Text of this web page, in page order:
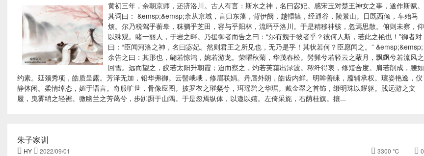
黄初三年，余朝京师，还济洛川。古人有言：斯水之神，名曰宓妃。感宋玉对楚王神女之事，遂作斯赋。
其词曰： &emsp;&emsp;余从京域，言归东藩，背伊阙，越轘辕，经通谷，陵景山。日既西倾，车殆马
烦。尔乃税驾乎蘅皋，秣驷乎芝田，容与乎阳林，流眄乎洛川。于是精移神骇，忽焉思散。俯则未察，仰
以殊观。睹一丽人，于岩之畔。乃援御者而告之曰：“尔有觌于彼者乎？彼何人斯，若此之艳也！”御者对
曰：“臣闻河洛之神，名曰宓妃。然则君王之所见也，无乃是乎！其状若何？臣愿闻之。” &emsp;&emsp;
余告之曰：其形也，翩若惊鸿，婉若游龙。荣曜秋菊，华茂春松。髣髴兮若轻云之蔽月，飘飖兮若流风之
回雪。远而望之，皎若太阳升朝霞；迫而察之，灼若芙蕖出渌波。秾纤得衷，修短合度。肩若削成，腰如
约素。延颈秀项，皓质呈露。芳泽无加，铅华弗御。云髻峨峨，修眉联娟。丹唇外朗，皓齿内鲜。明眸善睐，靥辅承权。瓌姿艳逸，仪
静体闲。柔情绰态，媚于语言。奇服旷世，骨像应图。披罗衣之璀粲兮，珥瑶碧之华琚。戴金翠之首饰，缀明珠以耀躯。践远游之文
履，曳雾绡之轻裾。微幽兰之芳蔼兮，步踟蹰于山隅。于是忽焉纵体，以遨以嬉。左倚采旄，右荫桂旗。攘...
朱子家训
 HY  2022/09/01  3300 ℃  0